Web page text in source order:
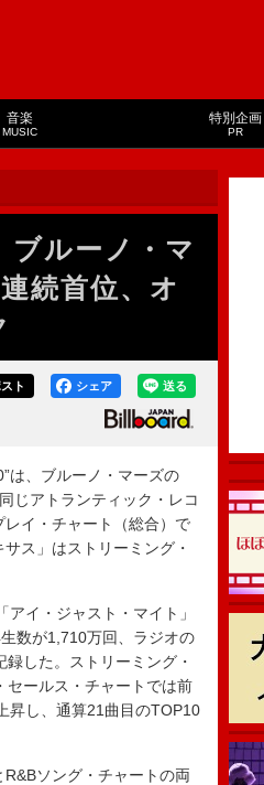
音楽
MUSIC
特別企画
PR
ブルーノ・マ
続首位、オ
送る
シェア
ト
は、ブルーノ・マーズの
じアトランティック・レコ
イ・チャート（総合）で
ス」はストリーミング・
イ・ジャスト・マイト」
数が1,710万回、ラジオの
した。ストリーミング・
セールス・チャートでは前
昇し、通算21曲目のTOP10
ソング・チャートの両